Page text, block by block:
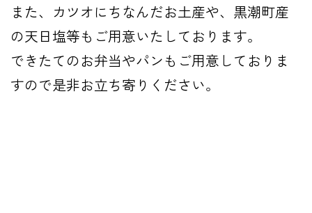
また、カツオにちなんだお土産や、黒潮町産
の天日塩等もご用意いたしております。
できたてのお弁当やパンもご用意しておりま
すので是非お立ち寄りください。